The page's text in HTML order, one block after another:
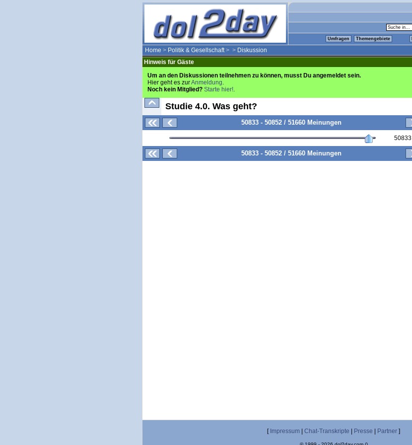
Umfragen Themengebiete
Home > Politik & Gesellschaft> > Diskussion
Hinweis für Gäste
Um an den Diskussionen teilnehmen zu können, musst Du angemeldet sein.
Hier geht es zurAnmeldung.
Noch kein Mitglied? Starte hier!.
Studie 4.0. Was geht?
50833 - 50852 / 51660 Meinungen
50833
50833 - 50852 / 51660 Meinungen
[ Impressum Chat-Transkripte Presse Partner ]